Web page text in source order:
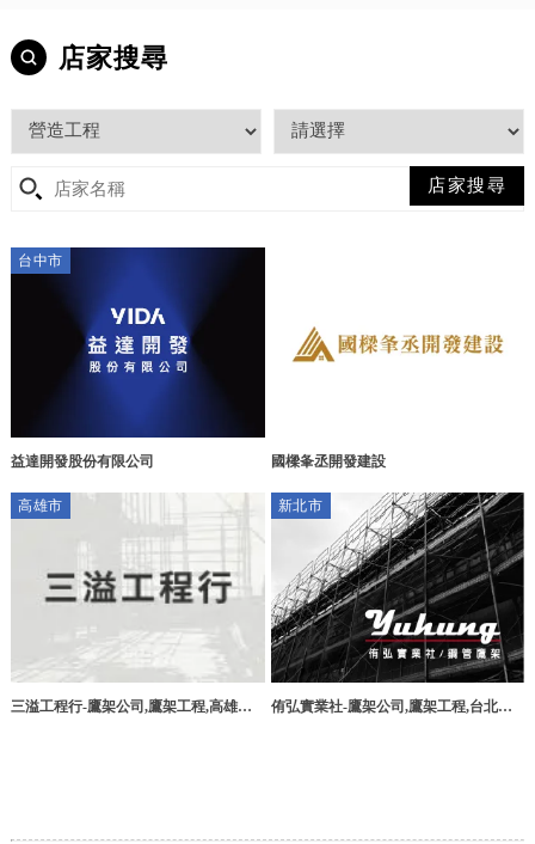
店家搜尋
台中市
益達開發股份有限公司 國樑夆丞開發建設
高雄市
三溢工程行-鷹架公司,鷹架工程,高雄鷹
新北市
侑弘實業社-鷹架公司,鷹架工程,台北鷹